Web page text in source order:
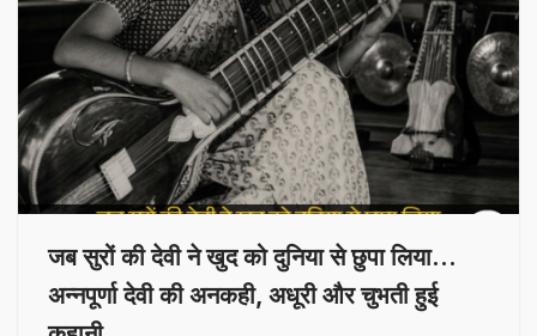
जब सुरों की देवी ने खुद को दुनिया से छुपा लिया…
अन्नपूर्णा देवी की अनकही, अधूरी और चुभती हुई